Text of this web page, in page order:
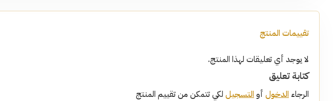
تقييمات المنتج
لا يوجد أي تعليقات لهذا المنتج.
كتابة تعليق
الرجاء الدخول أوالتسجيل لكي تتمكن من تقييم المنتج